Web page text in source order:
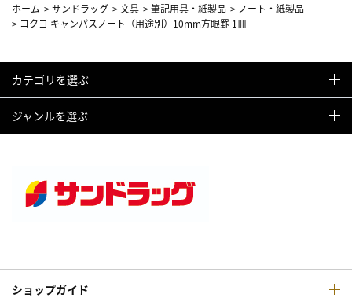
ホーム >サンドラッグ >文具 >筆記用具・紙製品 > ノート・紙製品
> コクヨ キャンパスノート（用途別）10mm方眼罫 1冊
カテゴリを選ぶ
ジャンルを選ぶ
ショップガイド